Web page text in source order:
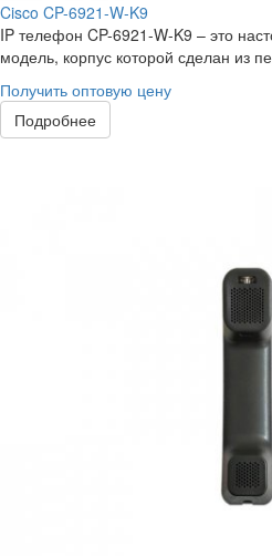
Cisco CP-6921-W-K9
IP телефон CP-6921-W-K9 – это
модель, корпус которой сделан из
Получить оптовую цену
Подробнее